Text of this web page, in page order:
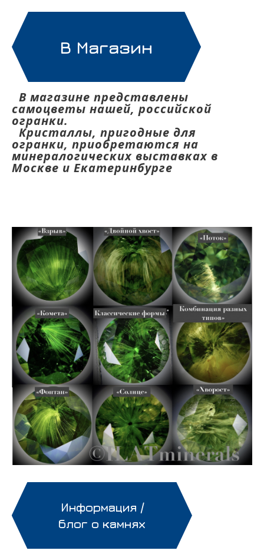
В Магазин
В магазине представлены
самоцветы нашей, российской
огранки.
Кристаллы, пригодные для
огранки, приобретаются на
минералогических выставках в
Москве и Екатеринбурге
Информация /
блог о камнях